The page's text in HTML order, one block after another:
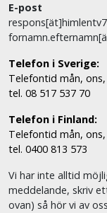
E-post
Telefon i Sverige:
Telefontid mån,
tel. 08 517 537 70
Telefon i Finland:
Telefontid mån,
tel. 0400 813 573
Vi har inte alltid
meddelande, skriv
ovan) så hör vi av